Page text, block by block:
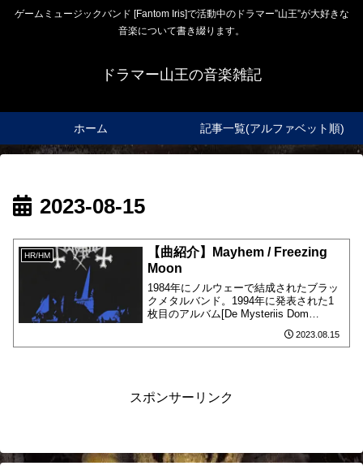
ゲームミュージックバンド [Fantom Iris]で活動中のドラマー”山王”が大好きな
音楽について書き綴ります。
ドラマー山王の音楽雑記
ホーム 記事一覧(アルファベット順)
2023-08-15
HR/HM
【曲紹介】Mayhem / Freezing
Moon
1984年にノルウェーで結成されたブラッ
クメタルバンド。1994年に発表された1
枚目のアルバム[De Mysteriis Dom
Sathanas]の2曲目に収録されています。
2023.08.15
スポンサーリンク